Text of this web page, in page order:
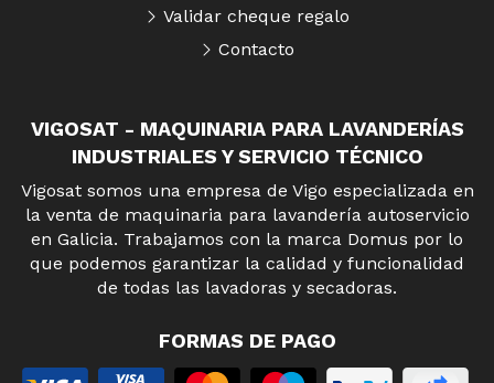
VIGOSAT - MAQUINARIA PARA LAVANDERÍAS
INDUSTRIALES Y SERVICIO TÉCNICO
Vigosat somos una empresa de Vigo especializada en
la venta de maquinaria para lavandería autoservicio
en Galicia. Trabajamos con la marca Domus por lo
que podemos garantizar la calidad y funcionalidad
de todas las lavadoras y secadoras.
FORMAS DE PAGO
Validar cheque regalo
Contacto